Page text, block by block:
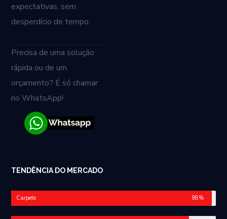
expectativas, sem
desperdício de tempo.
Precisa de uma solução
rápida ou de um
orçamento? É só chamar
no WhatsApp!
TENDÊNCIA DO MERCADO
Carpete 98%